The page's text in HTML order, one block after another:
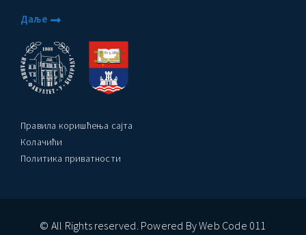
Даље
Правила коришћења сајта
Колачићи
Политика приватности
© All Rights reserved. Powered By Web Code 011